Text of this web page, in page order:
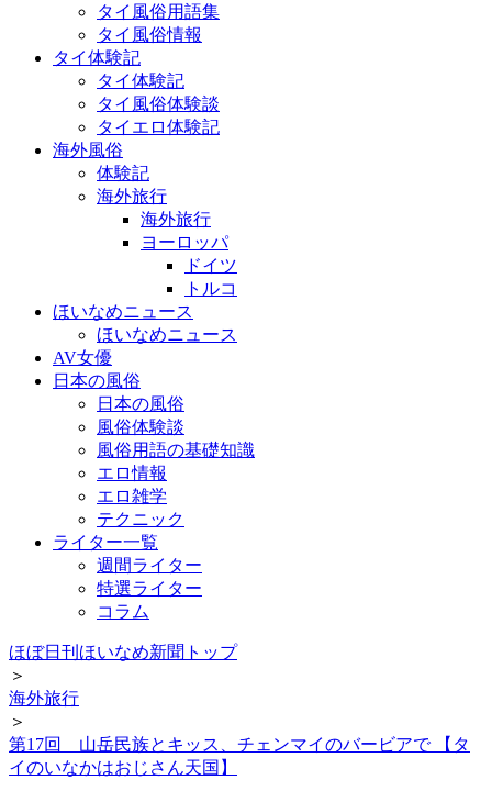
タイ風俗用語集
タイ風俗情報
タイ体験記
タイ体験記
タイ風俗体験談
タイエロ体験記
海外風俗
体験記
海外旅行
海外旅行
ヨーロッパ
ドイツ
トルコ
ほいなめニュース
ほいなめニュース
AV女優
日本の風俗
日本の風俗
風俗体験談
風俗用語の基礎知識
エロ情報
エロ雑学
テクニック
ライター一覧
週間ライター
特選ライター
コラム
ほぼ日刊ほいなめ新聞トップ
＞
海外旅行
＞
第17回 山岳民族とキッス、チェンマイのバービアで 【タ
イのいなかはおじさん天国】